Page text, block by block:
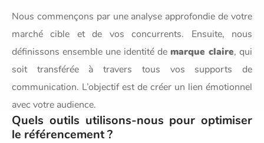
Nous commençons par une analyse approfondie de votre
marché cible et de vos concurrents. Ensuite, nous
définissons ensemble une identité de marque claire, qui
soit transférée à travers tous vos supports de
communication. L’objectif est de créer un lien émotionnel
avec votre audience.
Quels outils utilisons-nous pour optimiser
le référencement ?